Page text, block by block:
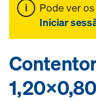
Pode ver
Iniciar